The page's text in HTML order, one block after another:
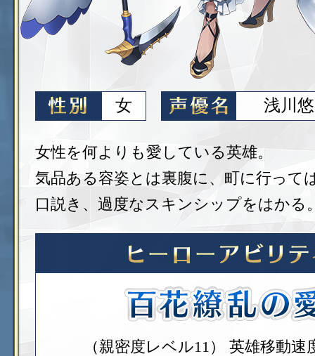
女 浅川悠
女性を何よりも愛している英雄。
気品ある容姿とは裏腹に、町に行って
口説き、過度なスキンシップをはかる
（親密度レベル11）
英雄移動速